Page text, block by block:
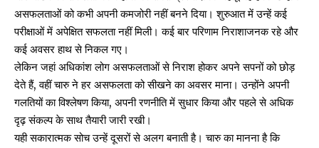
असफलताओं को कभी अपनी कमजोरी नहीं बनने दिया। शुरुआत में उन्हें कई
परीक्षाओं में अपेक्षित सफलता नहीं मिली। कई बार परिणाम निराशाजनक रहे और
कई अवसर हाथ से निकल गए।
लेकिन जहां अधिकांश लोग असफलताओं से निराश होकर अपने सपनों को छोड़
देते हैं, वहीं चारु ने हर असफलता को सीखने का अवसर माना। उन्होंने अपनी
गलतियों का विश्लेषण किया, अपनी रणनीति में सुधार किया और पहले से अधिक
दृढ़ संकल्प के साथ तैयारी जारी रखी।
यही सकारात्मक सोच उन्हें दूसरों से अलग बनाती है। चारु का मानना है कि